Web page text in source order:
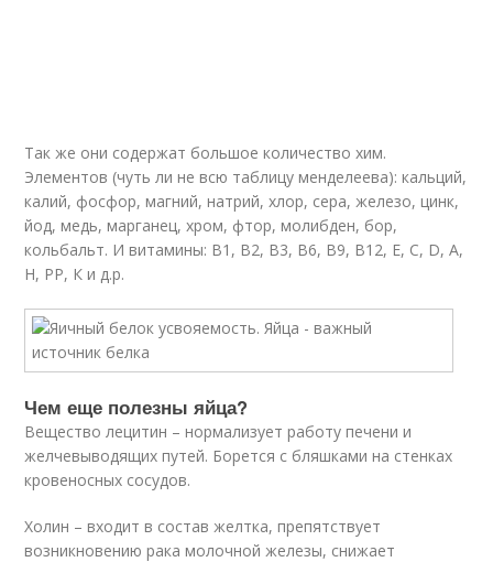
Так же они содержат большое количество хим.
Элементов (чуть ли не всю таблицу менделеева): кальций,
калий, фосфор, магний, натрий, хлор, сера, железо, цинк,
йод, медь, марганец, хром, фтор, молибден, бор,
кольбальт. И витамины: В1, В2, В3, В6, В9, В12, Е, С, D, А,
Н, РР, К и д.р.
Чем еще полезны яйца?
Вещество лецитин – нормализует работу печени и
желчевыводящих путей. Борется с бляшками на стенках
кровеносных сосудов.
Холин – входит в состав желтка, препятствует
возникновению рака молочной железы, снижает